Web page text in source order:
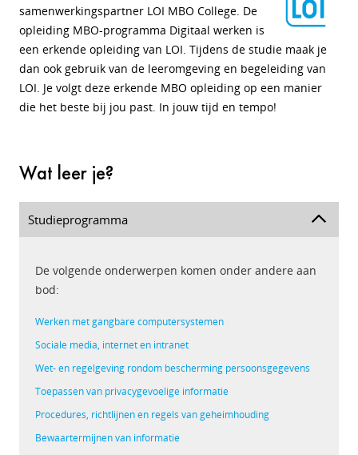
samenwerkingspartner LOI MBO College. De
opleiding MBO-programma Digitaal werken is
een erkende opleiding van LOI. Tijdens de studie maak je
dan ook gebruik van de leeromgeving en begeleiding van
LOI. Je volgt deze erkende MBO opleiding op een manier
die het beste bij jou past. In jouw tijd en tempo!
Wat leer je?
Studieprogramma
De volgende onderwerpen komen onder andere aan
bod:
Werken met gangbare computersystemen
Sociale media, internet en intranet
Wet- en regelgeving rondom bescherming persoonsgegevens
Toepassen van privacygevoelige informatie
Procedures, richtlijnen en regels van geheimhouding
Bewaartermijnen van informatie